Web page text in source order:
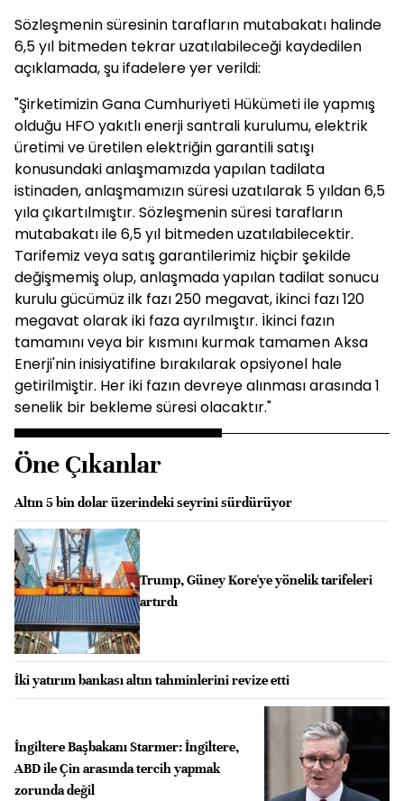
Sözleşmenin süresinin tarafların mutabakatı halinde
6,5 yıl bitmeden tekrar uzatılabileceği kaydedilen
açıklamada, şu ifadelere yer verildi:
"Şirketimizin Gana Cumhuriyeti Hükümeti ile yapmış
olduğu HFO yakıtlı enerji santrali kurulumu, elektrik
üretimi ve üretilen elektriğin garantili satışı
konusundaki anlaşmamızda yapılan tadilata
istinaden, anlaşmamızın süresi uzatılarak 5 yıldan 6,5
yıla çıkartılmıştır. Sözleşmenin süresi tarafların
mutabakatı ile 6,5 yıl bitmeden uzatılabilecektir.
Tarifemiz veya satış garantilerimiz hiçbir şekilde
değişmemiş olup, anlaşmada yapılan tadilat sonucu
kurulu gücümüz ilk fazı 250 megavat, ikinci fazı 120
megavat olarak iki faza ayrılmıştır. İkinci fazın
tamamını veya bir kısmını kurmak tamamen Aksa
Enerji'nin inisiyatifine bırakılarak opsiyonel hale
getirilmiştir. Her iki fazın devreye alınması arasında 1
senelik bir bekleme süresi olacaktır."
Öne Çıkanlar
Altın 5 bin dolar üzerindeki seyrini sürdürüyor
Trump, Güney Kore'ye yönelik tarifeleri
artırdı
İki yatırım bankası altın tahminlerini revize etti
İngiltere Başbakanı Starmer: İngiltere,
ABD ile Çin arasında tercih yapmak
zorunda değil